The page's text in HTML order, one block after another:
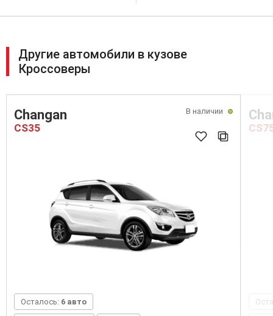
Другие автомобили в кузове
Кроссоверы
В наличии
Changan
CS35
Осталось: 6 авто